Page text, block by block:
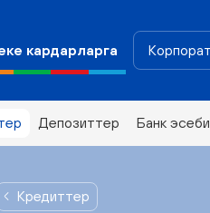
кардарларга
Депозиттер Банк эсеби
Кредиттер